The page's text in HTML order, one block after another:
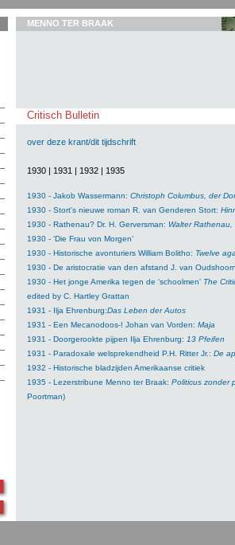
MENNO TER BRAAK
Critisch Bulletin
over deze krant/dit tijdschrift
1930 | 1931 | 1932 | 1935
1930 - Jakob Wassermann: Christoph Columbus, der
1930 - Stort's nieuwe roman R. van Genderen Stort:
1930 - Rathenau? Dr. H. Gerversman: Walter
1930 - ‘Die Frau von Morgen’
1930 - Historische avonturiers William Bolitho: Twelve
1930 - De aristocratie van den afstand J. van
1930 - Het jonge Amerika tegen de ‘schoolmen’ The
edited by C. Hartley Grattan
1931 - Ilja Ehrenburg:Das Leben der Autos
1931 - Een Mecanodoos-! Johan van Vorden: Maja
1931 - Doorgerookte pijpen Ilja Ehrenburg: 13 Pfeifen
1931 - Paradoxale welsprekendheid P.H. Ritter Jr.: De
1932 - Historische bladzijden Amerikaanse critiek
1935 - Lezerstribune Menno ter Braak: Politicus zonder
Poortman)